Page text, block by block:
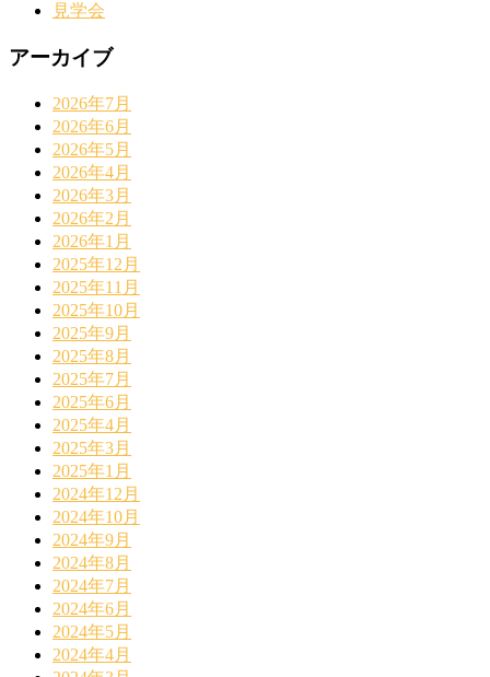
見学会
アーカイブ
2026年7月
2026年6月
2026年5月
2026年4月
2026年3月
2026年2月
2026年1月
2025年12月
2025年11月
2025年10月
2025年9月
2025年8月
2025年7月
2025年6月
2025年4月
2025年3月
2025年1月
2024年12月
2024年10月
2024年9月
2024年8月
2024年7月
2024年6月
2024年5月
2024年4月